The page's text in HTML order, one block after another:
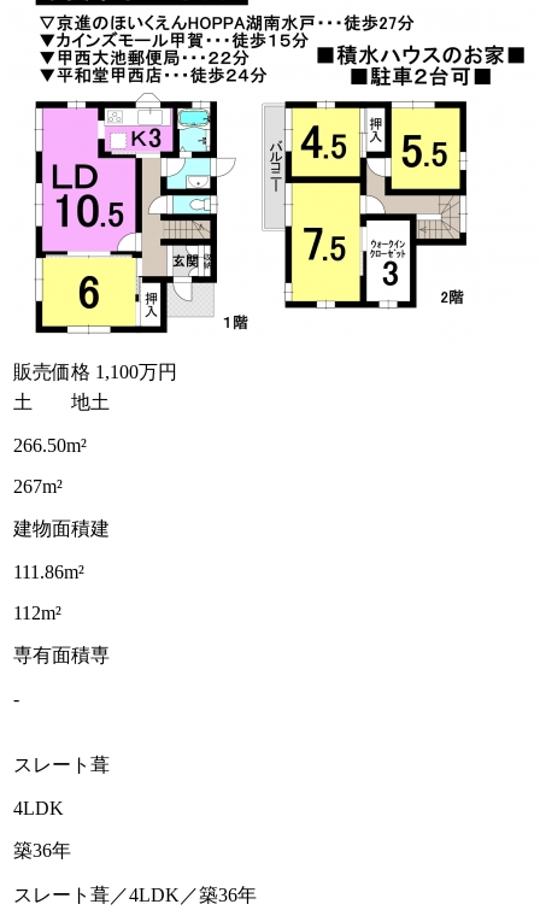
販売価格 1,100万円
土 地土
266.50m²
267m²
建物面積建
111.86m²
112m²
専有面積専
-
スレート葺
4LDK
築36年
スレート葺／4LDK／築36年